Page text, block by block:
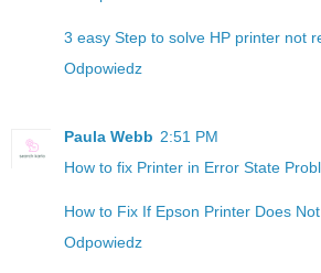
3 easy Step to solve HP printer not
Odpowiedz
Paula Webb 2:51 PM
How to fix Printer in Error State
How to Fix If Epson Printer Does
Odpowiedz